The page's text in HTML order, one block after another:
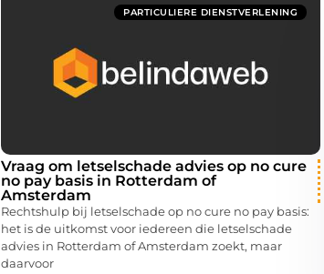
PARTICULIERE DIENSTVERLENING
Vraag om letselschade advies op no cure
no pay basis in Rotterdam of
Amsterdam
Rechtshulp bij letselschade op no cure no pay basis:
het is de uitkomst voor iedereen die letselschade
advies in Rotterdam of Amsterdam zoekt, maar
daarvoor